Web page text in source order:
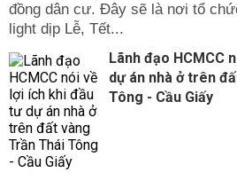
đồng dân cư. Đây sẽ là nơi tổ
light dịp Lễ, Tết...
Lãnh đạo HCMCC
dự án nhà ở trên
Tông - Cầu Giấy